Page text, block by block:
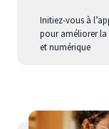
Initiez-vous à
pour améliorer
et numérique